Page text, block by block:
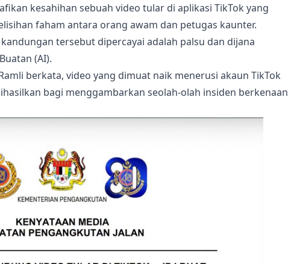
kesahihan sebuah video tular di aplikasi TikTok yang
faham antara orang awam dan petugas kaunter.
kandungan tersebut dipercayai adalah palsu dan dijana
(AI).
berkata, video yang dimuat naik menerusi akaun TikTok
bagi menggambarkan seolah-olah insiden berkenaan